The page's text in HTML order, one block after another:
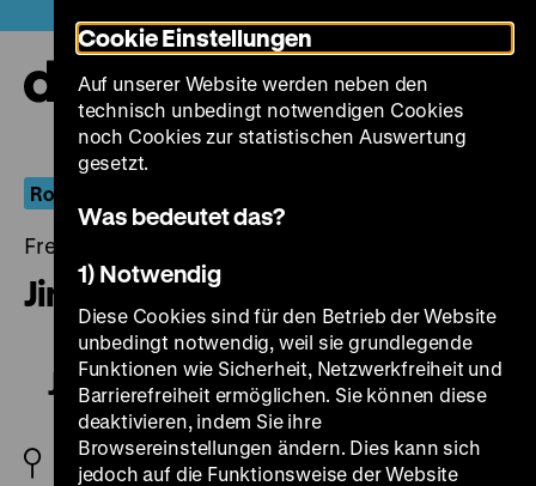
zum
Seiteninhalt
springen
Robert Siodmak
Freitag, 04. April 2014, 18.30 - 00.00 Uhr
Jim, der Mann mit der Narbe
Jim, der Mann mit der Narbe
D 1931
Cookie Einstellungen
Auf unserer Website werden neben den
technisch unbedingt notwendigen Cookies
noch Cookies zur statistischen Auswertung
gesetzt.
Was bedeutet das?
1) Notwendig
Diese Cookies sind für den Betrieb der Website
unbedingt notwendig, weil sie grundlegende
Funktionen wie Sicherheit, Netzwerkfreiheit und
Barrierefreiheit ermöglichen. Sie können diese
deaktivieren, indem Sie ihre
Browsereinstellungen ändern. Dies kann sich
jedoch auf die Funktionsweise der Website